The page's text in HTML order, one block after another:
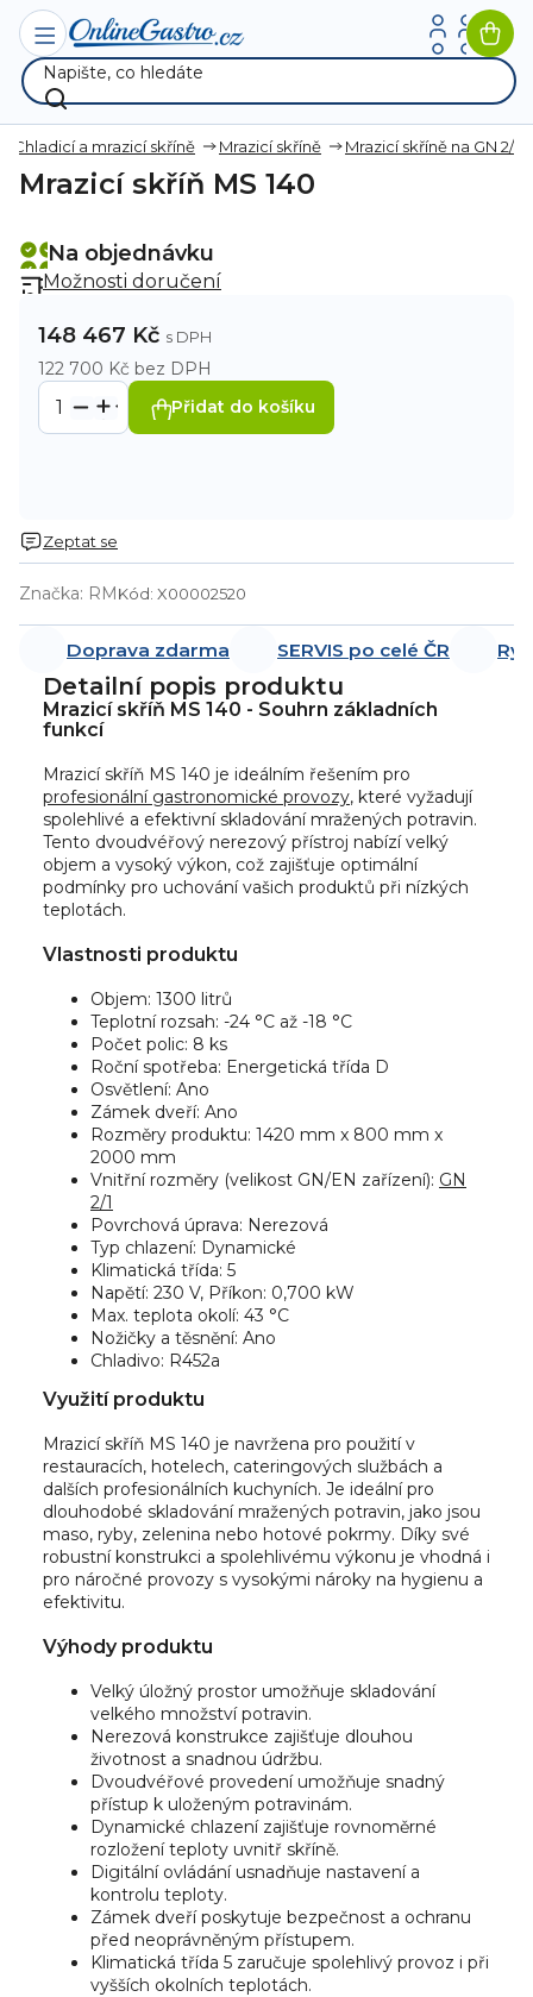
Přejít
obsah
Chladicí a mrazicí skříně Mrazicí skříně Mrazicí skříně na GN 2/1
Mrazicí skříň MS 140
Značka: RMKód: X00002520
Na objednávku
Možnosti doručení
148 467 Kč
122 700 Kč bez DPH
Přidat do košíku
Zeptat se
Doprava zdarma SERVIS po celé ČR
Detailní popis produktu
Mrazicí skříň MS 140 - Souhrn základních
funkcí
Mrazicí skříň MS 140 je ideálním řešením pro
profesionální gastronomické provozy, které vyžadují
spolehlivé a efektivní skladování mražených potravin.
Tento dvoudvéřový nerezový přístroj nabízí velký
objem a vysoký výkon, což zajišťuje optimální
podmínky pro uchování vašich produktů při nízkých
teplotách.
Vlastnosti produktu
Objem: 1300 litrů
Teplotní rozsah: -24 °C až -18 °C
Počet polic: 8 ks
Roční spotřeba: Energetická třída D
Osvětlení: Ano
Zámek dveří: Ano
Rozměry produktu: 1420 mm x 800 mm x
2000 mm
Vnitřní rozměry (velikost GN/EN zařízení): GN
2/1
Povrchová úprava: Nerezová
Typ chlazení: Dynamické
Klimatická třída: 5
Napětí: 230 V, Příkon: 0,700 kW
Max. teplota okolí: 43 °C
Nožičky a těsnění: Ano
Chladivo: R452a
Využití produktu
Mrazicí skříň MS 140 je navržena pro použití v
restauracích, hotelech, cateringových službách a
dalších profesionálních kuchyních. Je ideální pro
dlouhodobé skladování mražených potravin, jako jsou
maso, ryby, zelenina nebo hotové pokrmy. Díky své
robustní konstrukci a spolehlivému výkonu je vhodná i
pro náročné provozy s vysokými nároky na hygienu a
efektivitu.
Výhody produktu
Velký úložný prostor umožňuje skladování
velkého množství potravin.
Nerezová konstrukce zajišťuje dlouhou
životnost a snadnou údržbu.
Dvoudvéřové provedení umožňuje snadný
přístup k uloženým potravinám.
Dynamické chlazení zajišťuje rovnoměrné
rozložení teploty uvnitř skříně.
Digitální ovládání usnadňuje nastavení a
kontrolu teploty.
Zámek dveří poskytuje bezpečnost a ochranu
před neoprávněným přístupem.
Klimatická třída 5 zaručuje spolehlivý provoz i při
vyšších okolních teplotách.